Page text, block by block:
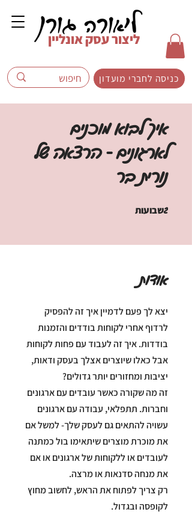
כניסה לחברי מועדון
ליצור עסק אונליין
איך לבוא מוכנים
לארגונים - הרצאה של
נורית בר
2שבועות
אודות
יצא לך פעם לדמיין איך זה להפסיק
לרדוף אחרי לקוחות בודדים והזמנות
בודדות. איך זה לעבוד עם פחות לקוחות
אבל כאלו שיוצרים אצלך בעסק ודאות,
זה מה שקורה כאשר עובדים עם ארגונים
וחברות. תתפלאי, עבודה עם ארגונים
עשויה להתאים גם לעסק שלך- למשל אם
את מוכרת מוצרים שיתאימו בול כמתנה
לעובדים או ללקוחות של ארגונים או אם
רק צריך לפתוח את הראש, לחשוב מחוץ